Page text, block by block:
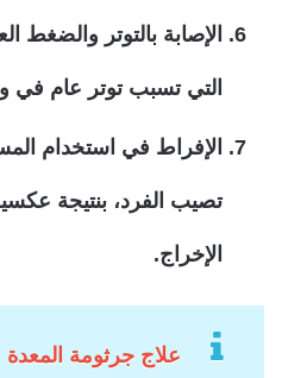
الإصابة بالتوتر والضغط
التي تسبب توتر عام
الإفراط في استخدام
تصيب الفرد، بنتيجة
الإخراج.
علاج جرثومة